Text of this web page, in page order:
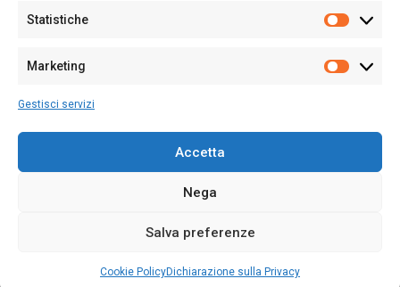
Statistiche
Marketing
Gestisci servizi
Accetta
Nega
Salva preferenze
Cookie PolicyDichiarazione sulla Privacy
Partita IVA02270380922
128/2020 del 10/02/2020
Per la Pubblicità:
Contatti
Sardegna Ieri-Oggi-Domani- Tutti i diritti sono riservati -